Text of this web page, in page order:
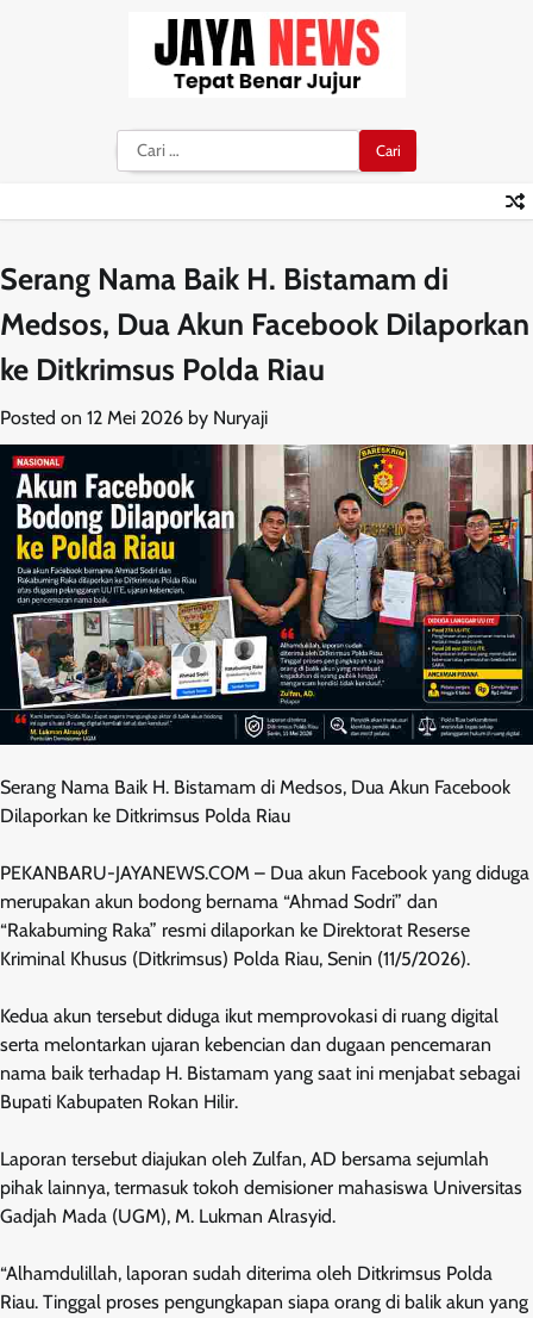
Cari
untuk:
Serang Nama Baik H. Bistamam di
Medsos, Dua Akun Facebook Dilaporkan
ke Ditkrimsus Polda Riau
Posted on 12 Mei 2026 by Nuryaji
Serang Nama Baik H. Bistamam di Medsos, Dua Akun Facebook
Dilaporkan ke Ditkrimsus Polda Riau
PEKANBARU-JAYANEWS.COM – Dua akun Facebook yang diduga
merupakan akun bodong bernama “Ahmad Sodri” dan
“Rakabuming Raka” resmi dilaporkan ke Direktorat Reserse
Kriminal Khusus (Ditkrimsus) Polda Riau, Senin (11/5/2026).
Kedua akun tersebut diduga ikut memprovokasi di ruang digital
serta melontarkan ujaran kebencian dan dugaan pencemaran
nama baik terhadap H. Bistamam yang saat ini menjabat sebagai
Bupati Kabupaten Rokan Hilir.
Laporan tersebut diajukan oleh Zulfan, AD bersama sejumlah
pihak lainnya, termasuk tokoh demisioner mahasiswa Universitas
Gadjah Mada (UGM), M. Lukman Alrasyid.
“Alhamdulillah, laporan sudah diterima oleh Ditkrimsus Polda
Riau. Tinggal proses pengungkapan siapa orang di balik akun yang